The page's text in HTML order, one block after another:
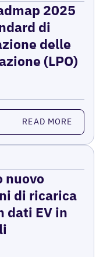
2025
di
delle
(LPO)
READ MORE
nuovo
di ricarica
dati EV in